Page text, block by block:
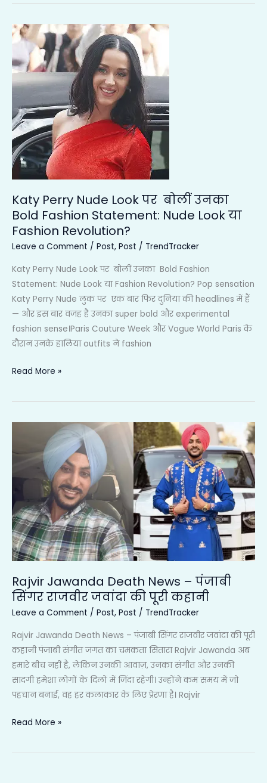
Katy Perry Nude Look पर बोलीं उनका
Bold Fashion Statement: Nude Look या
Fashion Revolution?
Leave a Comment / Post, Post / TrendTracker
Katy Perry Nude Look पर बोलीं उनका Bold Fashion
Statement: Nude Look या Fashion Revolution? Pop sensation
Katy Perry Nude लुक पर एक बार फिर दुनिया की headlines में हैं
— और इस बार वजह है उनका super bold और experimental
fashion sense।Paris Couture Week और Vogue World Paris के
दौरान उनके हालिया outfits ने fashion
Katy
Perry
Nude
Look
पर
बोलीं
उनका
Bold
Fashion
Statement:
Nude
Look
या
Fashion
Read More »
Rajvir Jawanda Death News – पंजाबी
सिंगर राजवीर जवांदा की पूरी कहानी
Leave a Comment / Post, Post / TrendTracker
Rajvir Jawanda Death News – पंजाबी सिंगर राजवीर जवांदा की पूरी
कहानी पंजाबी संगीत जगत का चमकता सितारा Rajvir Jawanda अब
हमारे बीच नहीं है, लेकिन उनकी आवाज़, उनका संगीत और उनकी
सादगी हमेशा लोगों के दिलों में जिंदा रहेगी। उन्होंने कम समय में जो
पहचान बनाई, वह हर कलाकार के लिए प्रेरणा है। Rajvir
Jawanda
पंजाबी
सिंगर
राजवीर
जवांदा
की
पूरी
कहानी
Read More »